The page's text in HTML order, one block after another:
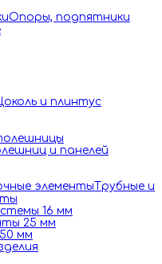
Опоры, подпятники
и плинтус
и панелей
Трубные и
16 мм
25 мм
мм